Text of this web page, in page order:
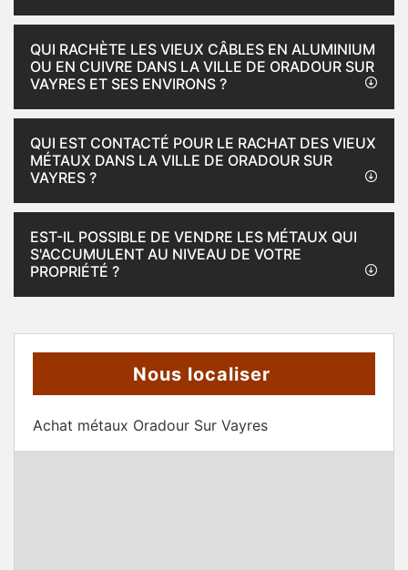
QUI RACHÈTE LES VIEUX CÂBLES EN ALUMINIUM
OU EN CUIVRE DANS LA VILLE DE ORADOUR SUR
VAYRES ET SES ENVIRONS ?
QUI EST CONTACTÉ POUR LE RACHAT DES VIEUX
MÉTAUX DANS LA VILLE DE ORADOUR SUR
VAYRES ?
EST-IL POSSIBLE DE VENDRE LES MÉTAUX QUI
S'ACCUMULENT AU NIVEAU DE VOTRE
PROPRIÉTÉ ?
Nous localiser
Achat métaux Oradour Sur Vayres